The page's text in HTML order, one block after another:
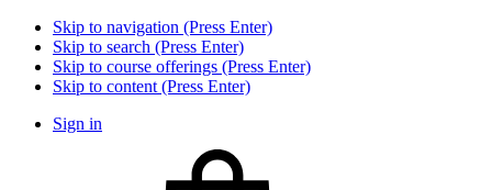
Skip to navigation (Press Enter)
Skip to search (Press Enter)
Skip to course offerings (Press Enter)
Skip to content (Press Enter)
Sign in